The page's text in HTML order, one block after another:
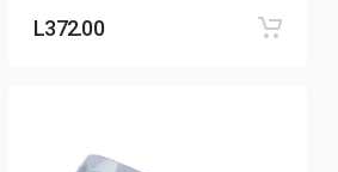
L372.00